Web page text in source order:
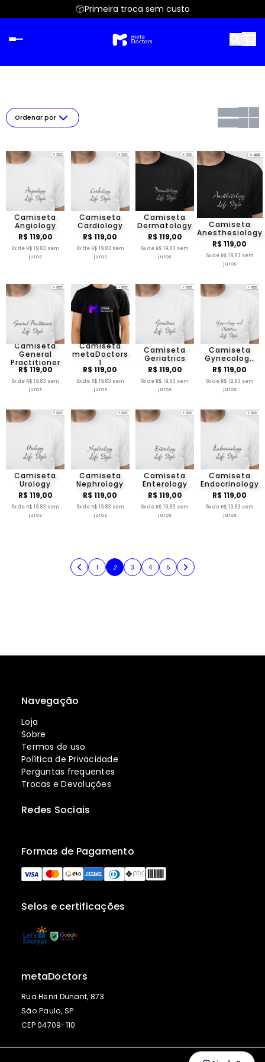
Primeira troca sem custo
Ordenar por
Camiseta
Angiology
R$ 119,00
6x de R$ 19,83 sem
juros
Camiseta
Cardiology
R$ 119,00
6x de R$ 19,83 sem
juros
Camiseta
Dermatology
R$ 119,00
6x de R$ 19,83 sem
juros
Camiseta
Anesthesiology
R$ 119,00
6x de R$ 19,83 sem
juros
Camiseta
General
Practitioner
R$ 119,00
6x de R$ 19,83 sem
juros
Camiseta
metaDoctors
1
R$ 119,00
6x de R$ 19,83 sem
juros
Camiseta
Geriatrics
R$ 119,00
6x de R$ 19,83 sem
juros
Camiseta
Gynecology
And
Obstetrics
R$ 119,00
6x de R$ 19,83 sem
juros
Camiseta
Urology
R$ 119,00
6x de R$ 19,83 sem
juros
Camiseta
Nephrology
R$ 119,00
6x de R$ 19,83 sem
juros
Camiseta
Enterology
R$ 119,00
6x de R$ 19,83 sem
juros
Camiseta
Endocrinology
R$ 119,00
6x de R$ 19,83 sem
juros
1 2 3 4 5
Navegação
Loja
Sobre
Termos de uso
Política de Privacidade
Perguntas frequentes
Trocas e Devoluções
Selos e certificações
Formas de Pagamento
Redes Sociais
metaDoctors
Rua Henri Dunant, 873
São Paulo, SP
CEP 04709-110